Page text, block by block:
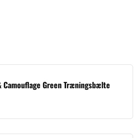
Camouflage Green Træningsbælte